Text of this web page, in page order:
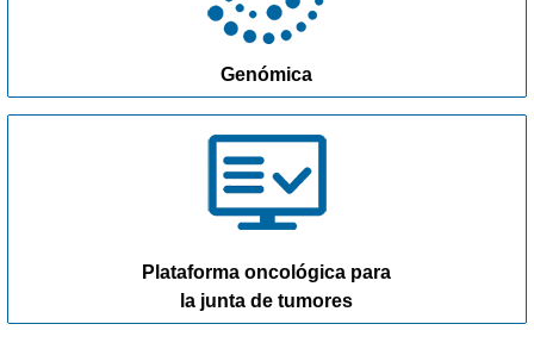
Genómica
Plataforma oncológica para
la junta de tumores